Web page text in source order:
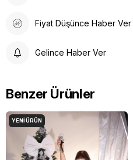
Fiyat Düşünce Haber Ver
Gelince Haber Ver
Benzer Ürünler
YENI ÜRÜN